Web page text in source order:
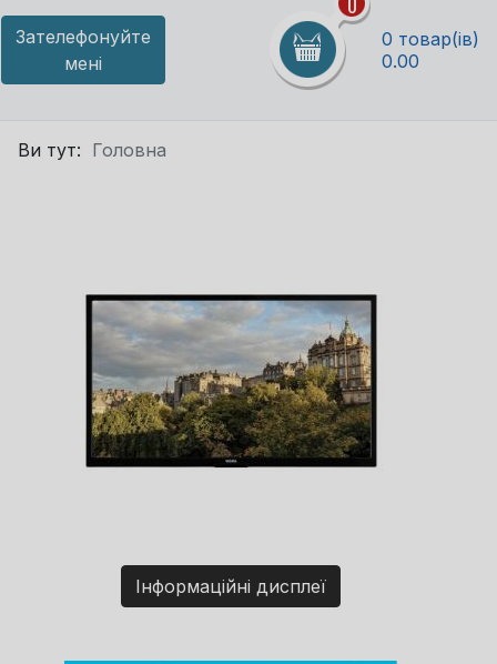
Зателефонуйте
мені
0 товар(ів)
0.00
Ви тут: Головна
Інформаційні дисплеї